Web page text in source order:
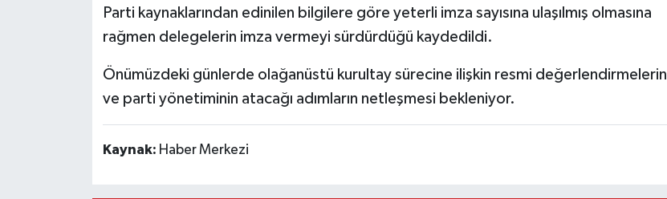
Parti kaynaklarından edinilen bilgilere göre yeterli imza sayısına ulaşılmış olmasına
rağmen delegelerin imza vermeyi sürdürdüğü kaydedildi.
Önümüzdeki günlerde olağanüstü kurultay sürecine ilişkin resmi değerlendirmelerin
ve parti yönetiminin atacağı adımların netleşmesi bekleniyor.
Kaynak: Haber Merkezi